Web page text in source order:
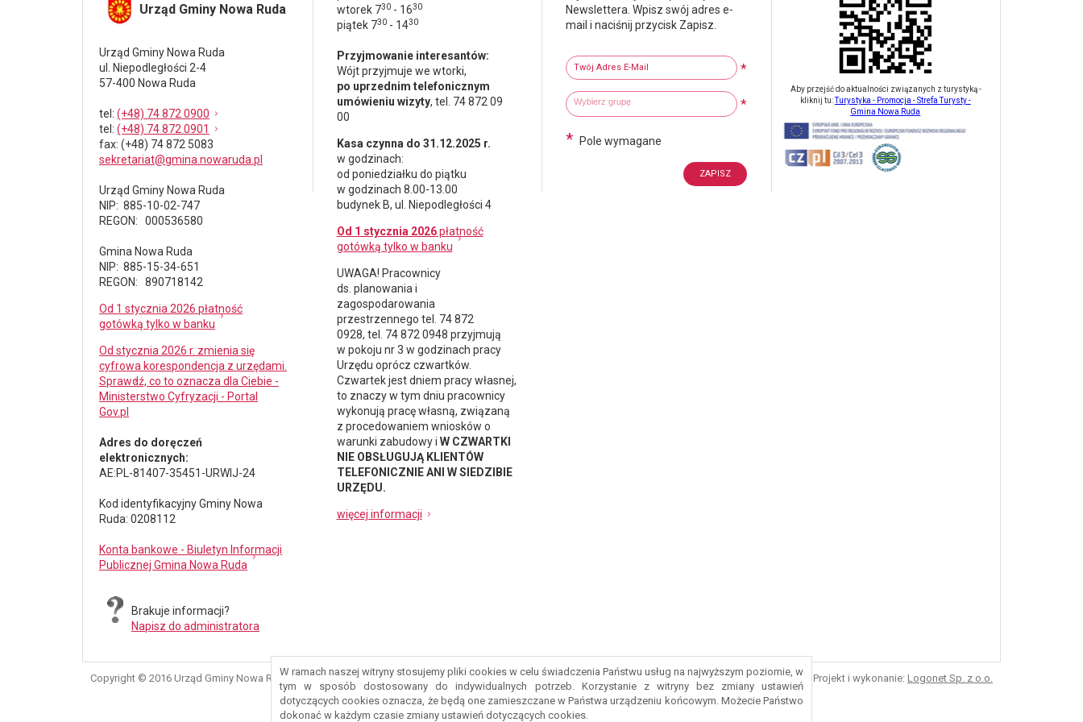
W ramach naszej witryny stosujemy pliki cookies w celu świadczenia Państwu usług na najwyższym poziomie, w
tym w sposób dostosowany do indywidualnych potrzeb. Korzystanie z witryny bez zmiany ustawień
dotyczących cookies oznacza, że będą one zamieszczane w Państwa urządzeniu końcowym. Możecie Państwo
dokonać w każdym czasie zmiany ustawień dotyczących cookies.
Urząd Gminy Nowa Ruda
Urząd Gminy Nowa Ruda
ul. Niepodległości 2-4
57-400 Nowa Ruda
tel : (+48) 74 872 0900
tel : (+48) 74 872 0901
fax: (+48) 74 872 5083
sekretariat@gmina.nowaruda.pl
Urząd Gminy Nowa Ruda
NIP: 885-10-02-747
REGON: 000536580
Gmina Nowa Ruda
NIP: 885-15-34-651
REGON: 890718142
Od 1 stycznia 2026 płatność
gotówką tylko w banku
Od stycznia 2026 r. zmienia się
cyfrowa korespondencja z urzędami.
Sprawdź, co to oznacza dla Ciebie -
Ministerstwo Cyfryzacji - Portal
Gov.pl
Adres do doręczeń
elektronicznych:
AE:PL-81407-35451-URWIJ-24
Kod identyfikacyjny Gminy Nowa
Ruda: 0208112
Konta bankowe - Biuletyn Informacji
Publicznej Gmina Nowa Ruda
Brakuje informacji?
Napisz do administratora
wtorek 730- 1630
piątek 730- 1430
Przyjmowanie interesantów:
Wójt przyjmuje we wtorki,
po uprzednim telefonicznym
umówieniu wizyty, tel. 74 872 09
00
Kasa czynna do 31.12.2025 r.
w godzinach:
od poniedziałku do piątku
w godzinach 8.00-13.00
budynek B, ul. Niepodległości 4
Od 1 stycznia 2026płatność
gotówką tylko w banku
UWAGA! Pracownicy
ds. planowania i
zagospodarowania
przestrzennego tel. 74 872
0928, tel. 74 872 0948 przyjmują
w pokoju nr 3 w godzinach pracy
Urzędu oprócz czwartków.
Czwartek jest dniem pracy własnej,
to znaczy w tym dniu pracownicy
wykonują pracę własną, związaną
z procedowaniem wniosków o
warunki zabudowy i W CZWARTKI
NIE OBSŁUGUJĄ KLIENTÓW
TELEFONICZNIE ANI W SIEDZIBIE
URZĘDU.
więcej informacji
Newslettera. Wpisz swój adres e-
mail i naciśnij przycisk Zapisz.
Twój adres e-mail
*
Wybierz grupy tematyczne *
Wpisz wyszukiwaną fraze
* Pole wymagane
Aby przejść do aktualności związanych z turystyką -
kliknij tu:Turystyka - Promocja - Strefa Turysty -
Gmina Nowa Ruda
Copyright © 2016 Urząd Gminy Nowa Ruda Projekt i wykonanie: Logonet Sp. z o.o.